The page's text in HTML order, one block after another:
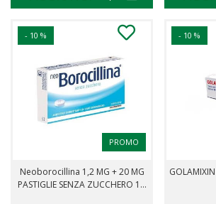
- 10 %
PROMO
Neoborocillina 1,2 MG + 20 MG
PASTIGLIE SENZA ZUCCHERO 1...
- 10 %